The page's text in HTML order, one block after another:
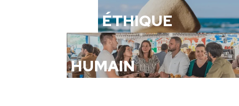
ÉTHIQUE
HUMAIN